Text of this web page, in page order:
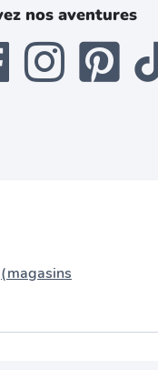
nos aventures
(magasins